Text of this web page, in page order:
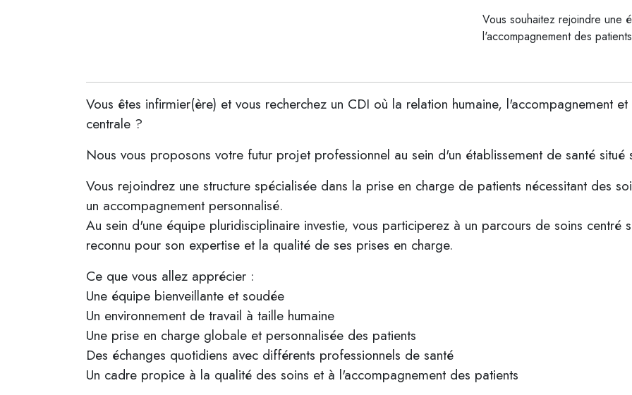
Vous souhaitez rejoindre une
l'accompagnement des
Vous êtes infirmier(ère) et vous recherchez un CDI où la relation humaine, l'accompagnement
centrale ?
Nous vous proposons votre futur projet professionnel au sein d'un établissement de santé situé
Vous rejoindrez une structure spécialisée dans la prise en charge de patients nécessitant des
un accompagnement personnalisé.
Au sein d'une équipe pluridisciplinaire investie, vous participerez à un parcours de soins centré
reconnu pour son expertise et la qualité de ses prises en charge.
Ce que vous allez apprécier :
Une équipe bienveillante et soudée
Un environnement de travail à taille humaine
Une prise en charge globale et personnalisée des patients
Des échanges quotidiens avec différents professionnels de santé
Un cadre propice à la qualité des soins et à l'accompagnement des patients